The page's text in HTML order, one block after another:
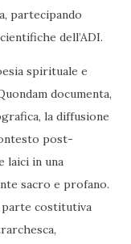
partecipando
dell’ADI.
spirituale e
documenta,
la diffusione
post-
laici in una
sacro e profano.
parte costitutiva